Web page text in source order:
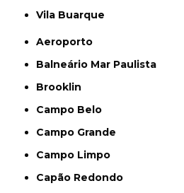
Vila Buarque
Aeroporto
Balneário Mar Paulista
Brooklin
Campo Belo
Campo Grande
Campo Limpo
Capão Redondo